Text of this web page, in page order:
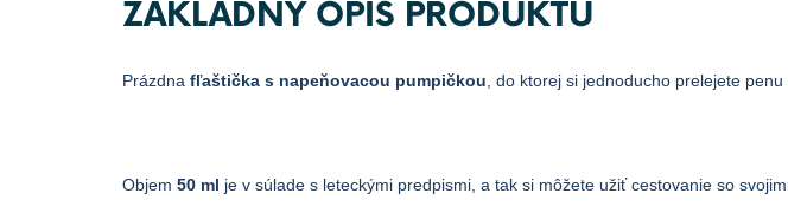
ZÁKLADNÝ OPIS PRODUKTU
Prázdna fľaštička s napeňovacou pumpičkou, do ktorej si jednoducho prelejete
Objem 50 ml je v súlade s leteckými predpismi, a tak si môžete užiť cestovanie so